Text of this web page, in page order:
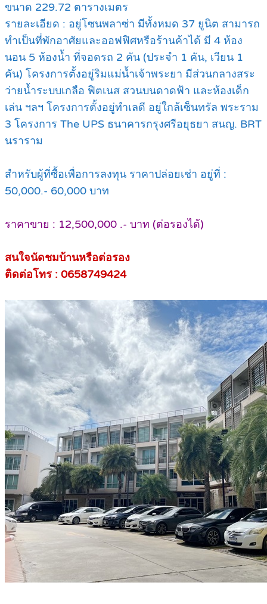
ขนาด 229.72 ตารางเมตร
รายละเอียด : อยู่โซนพลาซ่า มีทั้งหมด 37 ยูนิต สามารถ
ทำเป็นที่พักอาศัยและออฟฟิศหรือร้านค้าได้ มี 4 ห้อง
นอน 5 ห้องน้ำ ที่จอดรถ 2 คัน (ประจำ 1 คัน, เวียน 1
คัน) โครงการตั้งอยู่ริมแม่น้ำเจ้าพระยา มีส่วนกลางสระ
ว่ายน้ำระบบเกลือ ฟิตเนส สวนบนดาดฟ้า และห้องเด็ก
เล่น ฯลฯ โครงการตั้งอยู่ทำเลดี อยู่ใกล้เซ็นทรัล พระราม
3 โครงการ The UPS ธนาคารกรุงศรีอยุธยา สนญ. BRT
นราราม
สำหรับผู้ที่ซื้อเพื่อการลงทุน ราคาปล่อยเช่า อยู่ที่ :
50,000.- 60,000 บาท
ราคาขาย : 12,500,000 .- บาท (ต่อรองได้)
สนใจนัดชมบ้านหรือต่อรอง
ติดต่อโทร : 0658749424